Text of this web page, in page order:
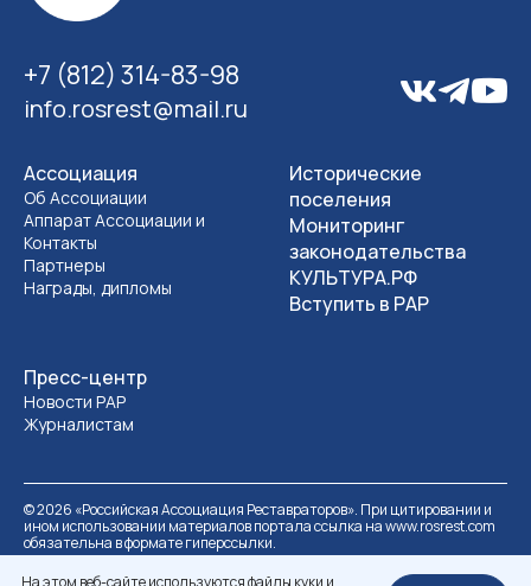
На этом веб-сайте используются файлы куки и
+7 (812) 314-83-98
info.rosrest@mail.ru
Ассоциация
Об Ассоциации
Аппарат Ассоциации и
Контакты
Партнеры
Награды, дипломы
Пресс-центр
Новости РАР
Журналистам
Исторические
поселения
Мониторинг
законодательства
КУЛЬТУРА.РФ
Вступить в РАР
©2026 «Российская Ассоциация Реставраторов». При цитировании и
ином использовании материалов портала ссылка на www.rosrest.com
обязательна в формате гиперссылки.
Политика обработки персональных данных
Разработка сайта